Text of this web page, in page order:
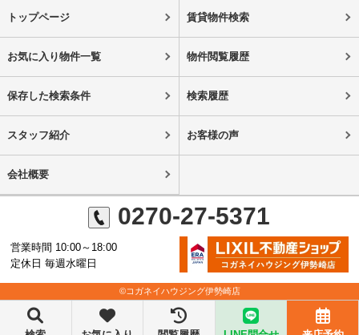
トップページ 賃貸物件検索
お気に入り物件一覧 物件閲覧履歴
保存した検索条件 検索履歴
スタッフ紹介 お客様の声
会社概要
0270-27-5371
営業時間 10:00～18:00
定休日 毎週水曜日
©コガネイハウジング伊勢崎店